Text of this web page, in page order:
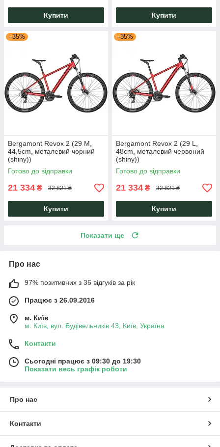
Купити Купити
–35%
Bergamont Revox 2 (29 M,
44,5cm, металевий чорний
(shiny))
Готово до відправки
21 334 ₴ 32 821 ₴
Купити
–35%
Bergamont Revox 2 (29 L,
48cm, металевий червоний
(shiny))
Готово до відправки
21 334 ₴ 32 821 ₴
Купити
Показати ще
Про нас
97% позитивних з 36 відгуків за рік
Працює з 26.09.2016
м. Київ
м. Київ, вул. Будівельників 43, Київ, Україна
Контакти
Сьогодні працює з 09:30 до 19:30
Показати весь графік роботи
Про нас
Контакти